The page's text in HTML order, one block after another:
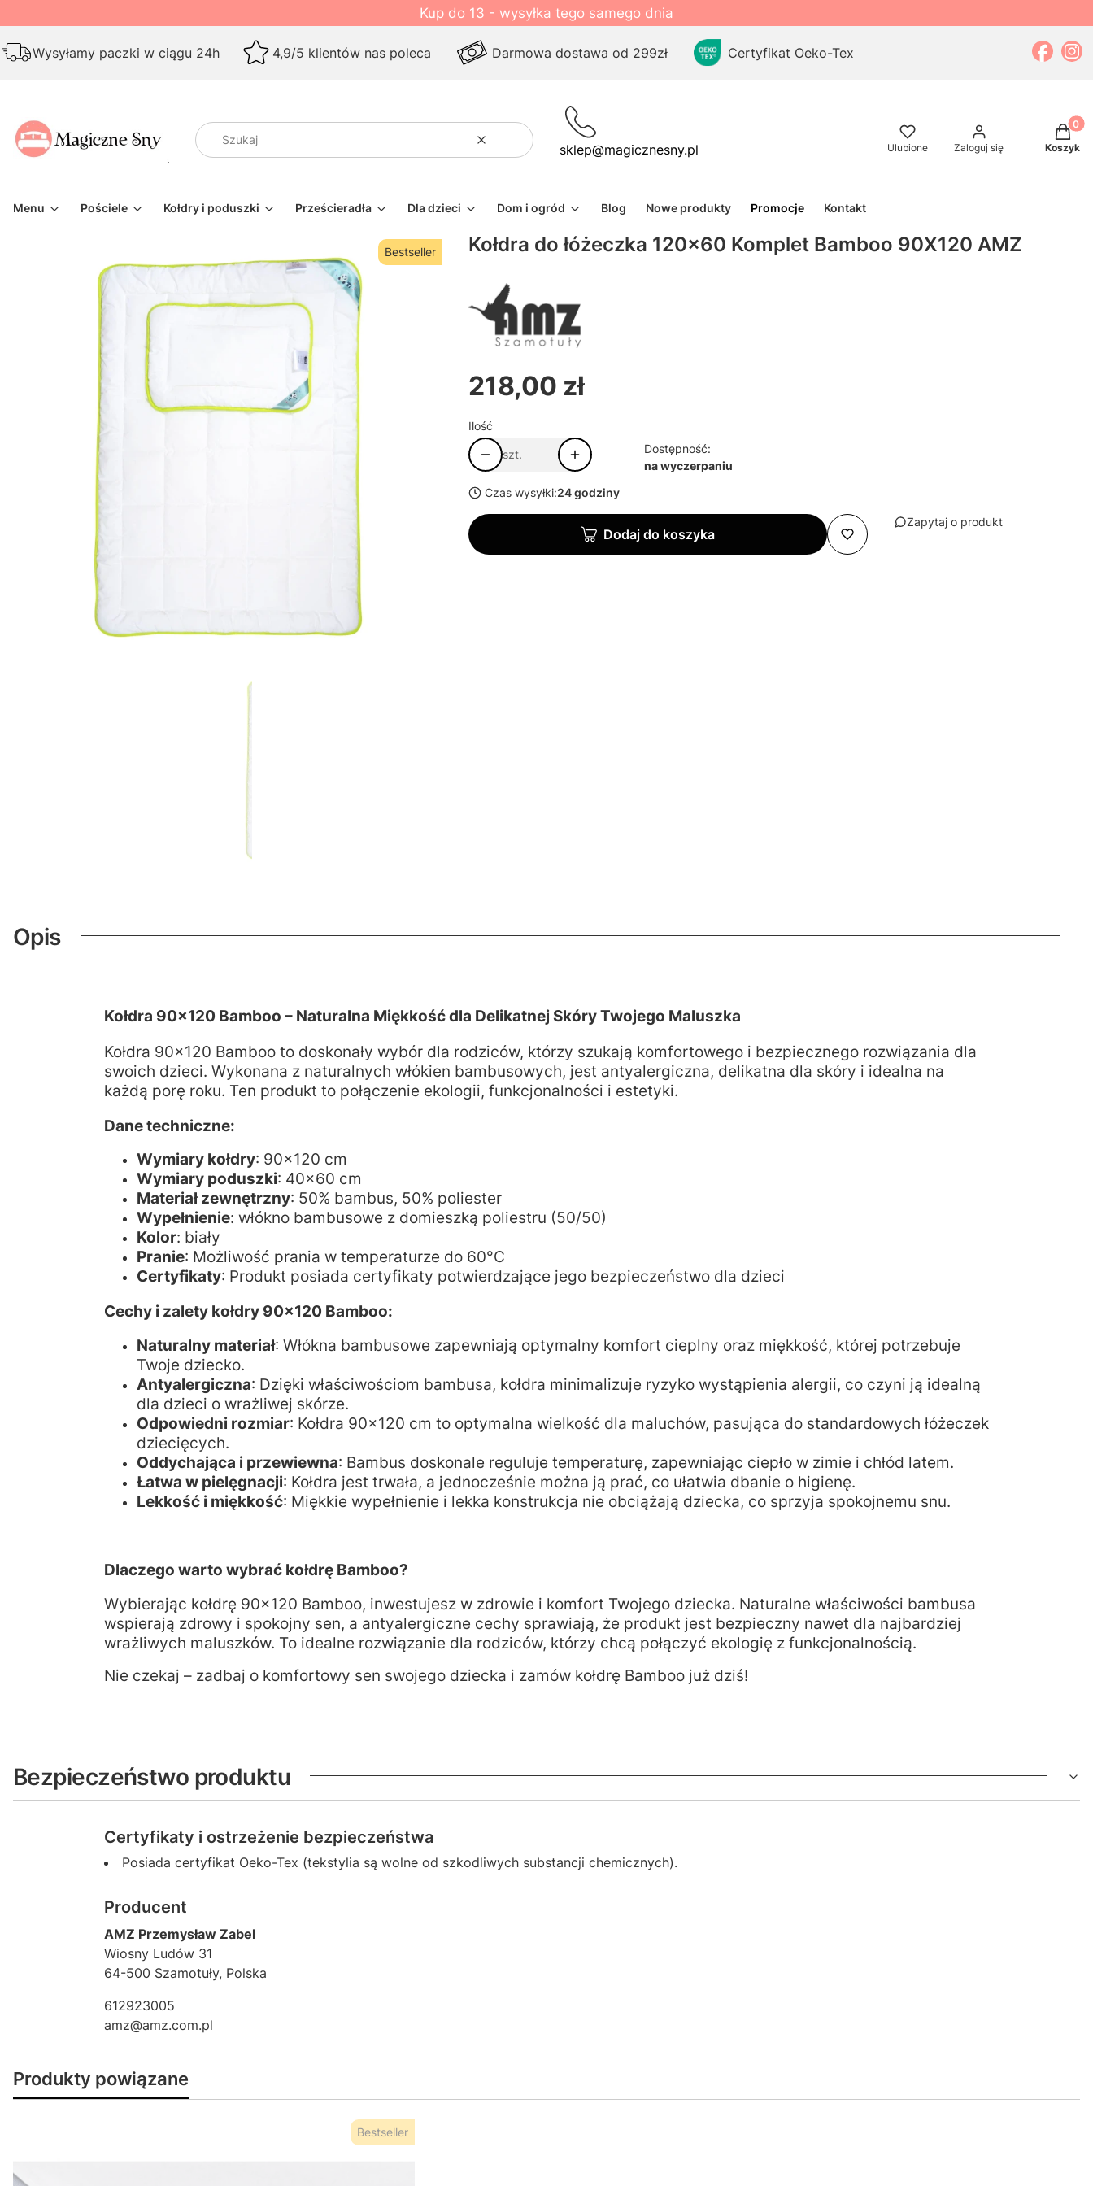
Kup do 13 - wysyłka tego samego dnia
Wysyłamy paczki w ciągu 24h 4,9/5 klientów nas poleca Darmowa dostawa od 299zł Certyfikat Oeko-Tex
WyczyśćSzukaj sklep@magicznesny.pl Ulubione Zaloguj się Koszyk
Menu Pościele Kołdry i poduszki Prześcieradła Dla dzieci Dom i ogród Blog Nowe produkty Promocje Kontakt
Bestseller Kołdra do łóżeczka 120x60 Komplet Bamboo 90X120 AMZ
Cena
218,00 zł
Ilość
szt.
Dostępność:
na wyczerpaniu
Czas wysyłki:24 godziny
Dodaj do koszyka
Zapytaj o produkt
Opis
Kołdra 90x120 Bamboo – Naturalna Miękkość dla Delikatnej Skóry Twojego Maluszka
Kołdra 90x120 Bamboo to doskonały wybór dla rodziców, którzy szukają komfortowego i bezpiecznego rozwiązania dla
swoich dzieci. Wykonana z naturalnych włókien bambusowych, jest antyalergiczna, delikatna dla skóry i idealna na
każdą porę roku. Ten produkt to połączenie ekologii, funkcjonalności i estetyki.
Dane techniczne:
Wymiary kołdry: 90x120 cm
Wymiary poduszki: 40x60 cm
Materiał zewnętrzny: 50% bambus, 50% poliester
Wypełnienie: włókno bambusowe z domieszką poliestru (50/50)
Kolor: biały
Pranie: Możliwość prania w temperaturze do 60°C
Certyfikaty: Produkt posiada certyfikaty potwierdzające jego bezpieczeństwo dla dzieci
Cechy i zalety kołdry 90x120 Bamboo:
Naturalny materiał: Włókna bambusowe zapewniają optymalny komfort cieplny oraz miękkość, której potrzebuje
Twoje dziecko.
Antyalergiczna: Dzięki właściwościom bambusa, kołdra minimalizuje ryzyko wystąpienia alergii, co czyni ją idealną
dla dzieci o wrażliwej skórze.
Odpowiedni rozmiar: Kołdra 90x120 cm to optymalna wielkość dla maluchów, pasująca do standardowych łóżeczek
dziecięcych.
Oddychająca i przewiewna: Bambus doskonale reguluje temperaturę, zapewniając ciepło w zimie i chłód latem.
Łatwa w pielęgnacji: Kołdra jest trwała, a jednocześnie można ją prać, co ułatwia dbanie o higienę.
Lekkość i miękkość: Miękkie wypełnienie i lekka konstrukcja nie obciążają dziecka, co sprzyja spokojnemu snu.
Dlaczego warto wybrać kołdrę Bamboo?
Wybierając kołdrę 90x120 Bamboo, inwestujesz w zdrowie i komfort Twojego dziecka. Naturalne właściwości bambusa
wspierają zdrowy i spokojny sen, a antyalergiczne cechy sprawiają, że produkt jest bezpieczny nawet dla najbardziej
wrażliwych maluszków. To idealne rozwiązanie dla rodziców, którzy chcą połączyć ekologię z funkcjonalnością.
Nie czekaj – zadbaj o komfortowy sen swojego dziecka i zamów kołdrę Bamboo już dziś!
Bezpieczeństwo produktu
Certyfikaty i ostrzeżenie bezpieczeństwa
Posiada certyfikat Oeko-Tex (tekstylia są wolne od szkodliwych substancji chemicznych).
Producent
AMZ Przemysław Zabel
Wiosny Ludów 31
64-500 Szamotuły, Polska
612923005
amz@amz.com.pl
Produkty powiązane
Bestseller